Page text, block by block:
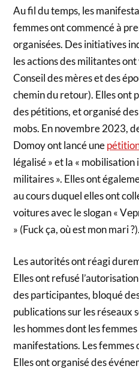
Au fil du temps, les
femmes ont commencé à
organisées. Des initiatives
les actions des militantes
Conseil des mères et des
chemin du retour). Elles ont
des pétitions, et organisé
mobs. En novembre 2023,
Domoy ont lancé une
légalisé » et la «
militaires ». Elles ont
au cours duquel elles ont
voitures avec le slogan «
» (Fuck ça, où est mon mari ?).
Les autorités ont réagi
Elles ont refusé
des participantes, bloqué
publications sur les réseaux
les hommes dont les
manifestations. Les femmes
Elles ont organisé des